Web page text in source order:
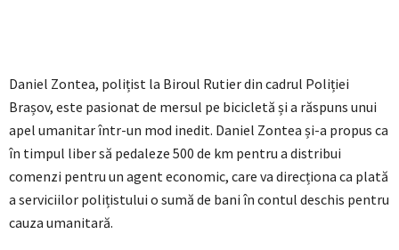
Daniel Zontea, polițist la Biroul Rutier din cadrul Poliției
Brașov, este pasionat de mersul pe bicicletă și a răspuns unui
apel umanitar într-un mod inedit. Daniel Zontea și-a propus ca
în timpul liber să pedaleze 500 de km pentru a distribui
comenzi pentru un agent economic, care va direcționa ca plată
a serviciilor polițistului o sumă de bani în contul deschis pentru
cauza umanitară.